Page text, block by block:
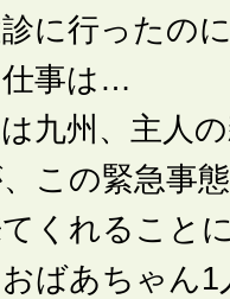
に行ったの
仕事は…
九州、主人
この緊急事
くれること
ばあちゃん